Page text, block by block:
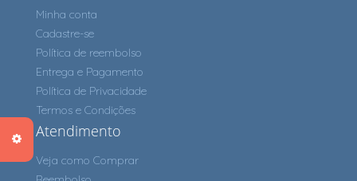
Minha conta
Cadastre-se
Política de reembolso
Entrega e Pagamento
Política de Privacidade
Termos e Condições
Atendimento
Veja como Comprar